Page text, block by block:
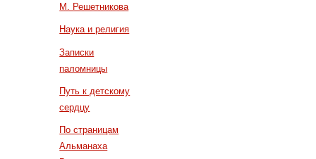
М. Решетникова
Наука и религия
Записки
паломницы
Путь к детскому
сердцу
По страницам
Альманаха